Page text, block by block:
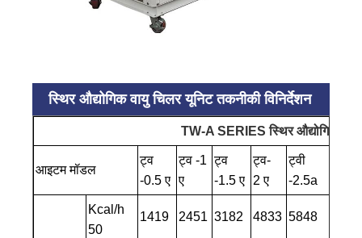
स्थिर औद्योगिक वायु चिलर यूनिट तकनीकी विनिर्देशन
TW-A SERIES स्थिर औद्योगिक एयर
आइटम मॉडल
ट्व
-0.5 ए
ट्व -1
ए
ट्व
-1.5 ए
ट्व-
2 ए
ट्वी
-2.5a
Kcal/h
50
1419 2451 3182 4833 5848